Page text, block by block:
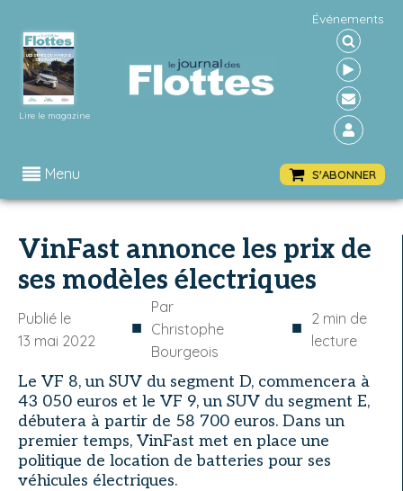
Lire le magazine
Événements
Menu S'ABONNER
VinFast annonce les prix de
ses modèles électriques
Publié le
13 mai 2022
■
Par
Christophe
Bourgeois
■ 2 min de
lecture
Le VF 8, un SUV du segment D, commencera à
43 050 euros et le VF 9, un SUV du segment E,
débutera à partir de 58 700 euros. Dans un
premier temps, VinFast met en place une
politique de location de batteries pour ses
véhicules électriques.